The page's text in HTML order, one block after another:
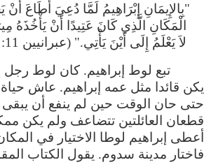
"بِالإِيمَانِ إِبْرَاهِيمُ لَمَّا دُعِيَ أَطَاعَ أَنْ
الْمَكَانِ الَّذِي كَانَ عَتِيدًا أَنْ يَأْخُذَهُ
لاَ يَعْلَمُ إِلَى أَيْنَ يَأْتِي." (عبرانيين 11: 8).
تبع لوط إبراهيم. كان لوط رجل
يكن قائدا مثل عمه إبراهيم. عاش
حتى حان الوقت حين لم ينفع أن يبقى
قطعان العائلتين تتضاعف ولم يكن
أعطى إبراهيم لوطا الاختيار في
فاختار مدينة سدوم. يقول الكتاب